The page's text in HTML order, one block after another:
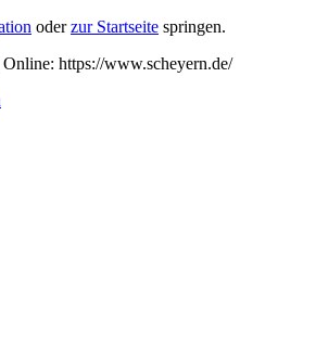
oderzur Startseite springen.
Online: https://www.scheyern.de/